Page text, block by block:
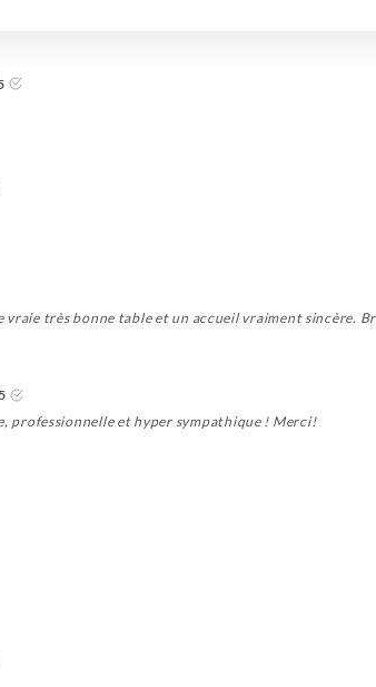
très bonne table et un accueil vraiment sincère.
professionnelle et hyper sympathique ! Merci!